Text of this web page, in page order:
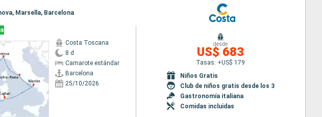
Marsella, Barcelona
Costa Toscana
8 d
Camarote estándar
Barcelona
25/10/2026
desde
US$ 683
Tasas: +US$ 179
Niños Gratis
Club de niños gratis desde los 3
Gastronomía italiana
Comidas incluidas